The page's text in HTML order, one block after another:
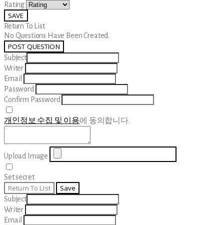
Rating
SAVE
Return To List
No Questions Have Been Created.
POST QUESTION
Subject
Writer
Email
Password
Confirm Password
개인정보 수집 및 이용에 동의합니다.
Upload Image
Set secret
Return To List Save
Subject
Writer
Email